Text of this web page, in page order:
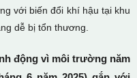
với biến đổi khí hậu tại khu
dễ bị tổn thương.
động vì môi trường năm